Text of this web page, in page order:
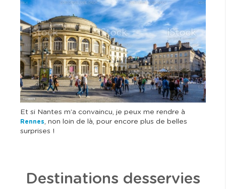
g
e
Et si Nantes m’a convaincu, je peux me rendre à
Rennes, non loin de là, pour encore plus de belles
surprises !
Destinations desservies